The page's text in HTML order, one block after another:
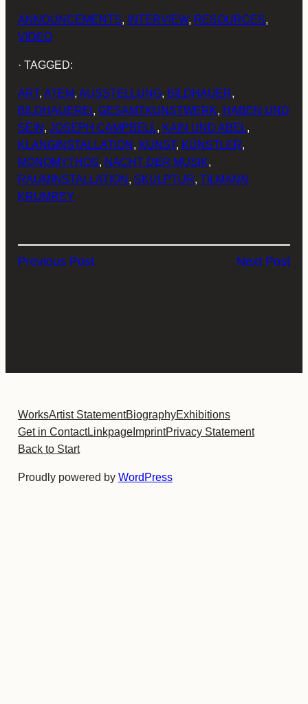
ANNOUNCEMENTS, INTERVIEW, RESOURCES
VIDEO
· TAGGED:
ART, ATEM, AUSSTELLUNG, BILDHAUER
BILDHAUEREI , GESAMTKUNSTWERK, HABEN UND
SEIN , JOSEPH CAMPBELL, KAIN UND ABEL
KLANGINSTALLATION , KUNST, KÜNSTLER
MONOMYTHOS, NACHT DER MUSIK
RAUMINSTALLATION , SKULPTUR, TILMANN
KRUMREY
Previous Post Next Post
WorksArtist StatementBiographyExhibitions
Get in ContactLinkpageImprintPrivacy Statement
Back to Start
Proudly powered by WordPress